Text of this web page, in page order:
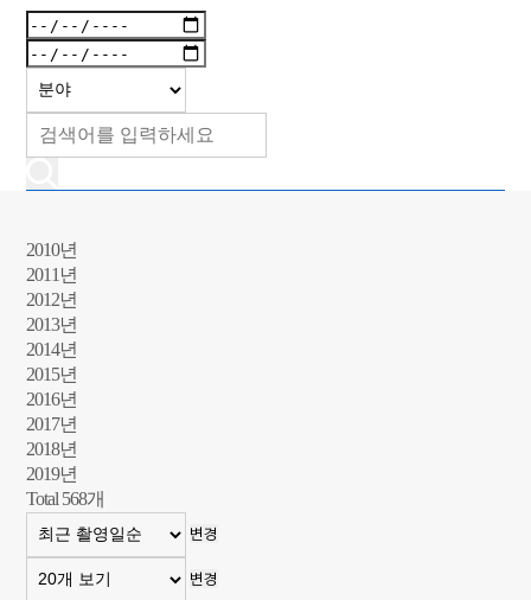
2010년
2011년
2012년
2013년
2014년
2015년
2016년
2017년
2018년
2019년
Total 568개
변경
변경